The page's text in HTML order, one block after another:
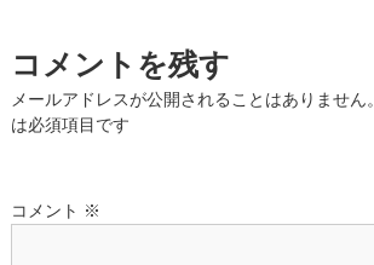
ゲ
ー
ョ
コメントを残す
メールアドレスが公開されることはありません。
は必須項目です
コメント ※